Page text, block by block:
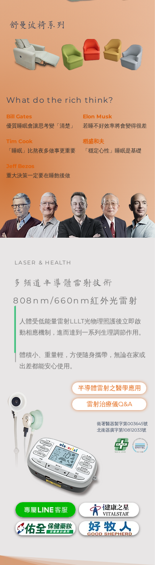
舒曼波椅系列
What do the rich think?
Bill Gates
優質睡眠會讓思考變「清楚」
Elon Musk
若睡不好效率將會變得很差
Tim Cook
「睡眠」比熬夜多做事更重要
稻盛和夫
「穩定心性」睡眠是基礎
Jeff Bezos
重大決策一定要在睡飽後做
LASER & HEALTH
多頻道半導體雷射技術
808nm/660nm紅外光雷射
人體受低能量雷射LLLT光物理照護後立即啟
動相應機制 ， 進而達到一系列生理調節作用。
體積小、重量輕，方便隨身攜帶，無論在家或
出差都能安心使用。
半導體雷射之醫學應用
雷射治療儀Q&A
衛署醫器製字第003645號
北衛器廣字第10812033號